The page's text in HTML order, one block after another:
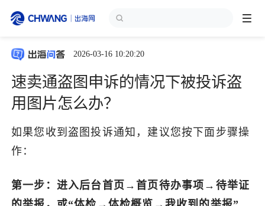
跨境展会
出海服务
出海资讯
2026-03-16 10:20:20
速卖通盗图申诉的情况下被投诉盗
用图片怎么办？
如果您收到盗图投诉通知，建议您按下面步骤操
作：
第一步：进入后台首页→首页待办事项→待举证